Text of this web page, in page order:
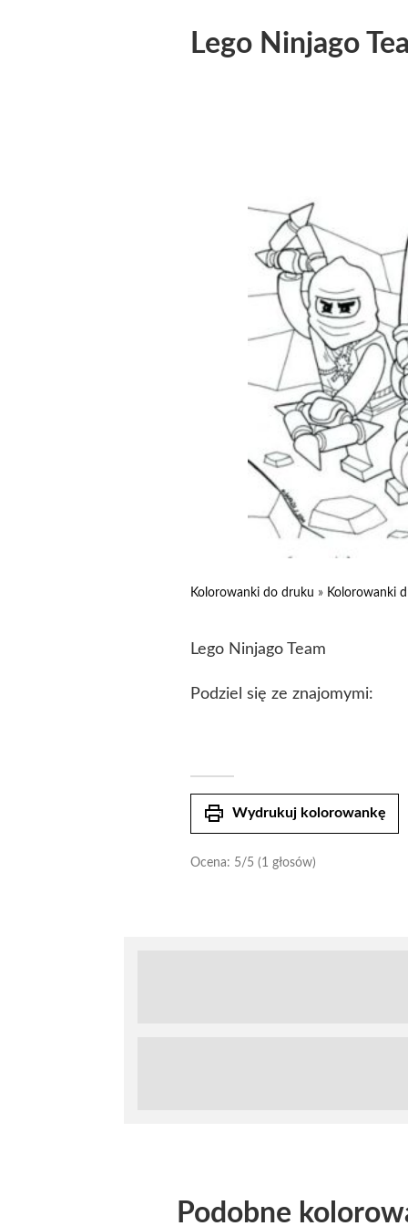
Lego Ninjago
Kolorowanki do druku » Kolorowanki
Lego Ninjago Team
Podziel się ze znajomymi:
print Wydrukuj kolorowankę
Ocena: 5/5 (1 głosów)
Podobne